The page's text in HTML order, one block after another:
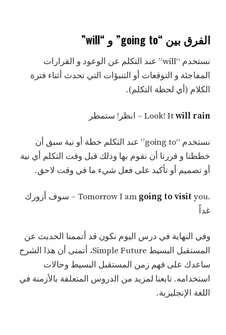
الفرق بين “going to” و “will”
نستخدم “will” عند التكلم عن الوعود و القرارات
المفاجئة و التوقعات أو التنبؤات التي تحدث أثناء فترة
الكلام (أي لحظة التكلم).
Look! Itwill rain – انظر! ستمطر
نستخدم “going to” عند التكلم خطة أو نية سبق أن
خططنا و قررنا أن نقوم بها وذلك قبل وقت التكلم أي نية
أو تصميم أو تأكيد على فعل شيء ما في وقت لاحق.
.Tomorrow I am
going to visit
you – سوف أزورك
غداً
وفي النهاية في درس اليوم نكون قد أتممنا الحديث عن
المستقبل البسيط Simple Future، أتمنى أن هذا الشرح
ساعدك على فهم زمن المستقبل البسيط وحالات
استخدامه. تابعنا لمزيد من الدروس المتعلقة بالأزمنة في
اللغة الإنجليزية.